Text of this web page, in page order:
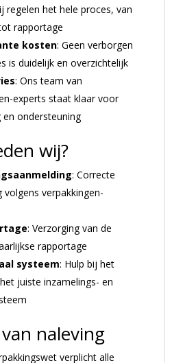
regelen het hele proces, van
rapportage
kosten: Geen verborgen
is duidelijk en overzichtelijk
: Ons team van
experts staat klaar voor
en ondersteuning
wij?
: Correcte
volgens verpakkingen-
: Verzorging van de
rapportage
systeem: Hulp bij het
juiste inzamelings- en
naleving
verplicht alle